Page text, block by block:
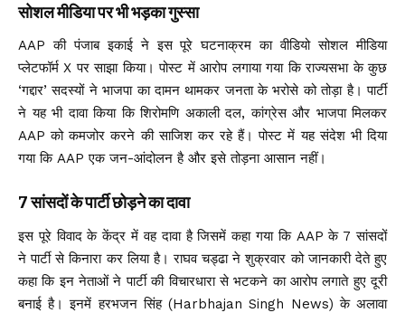
सोशल मीडिया पर भी भड़का गुस्सा
AAP की पंजाब इकाई ने इस पूरे घटनाक्रम का वीडियो सोशल मीडिया
प्लेटफॉर्म X पर साझा किया। पोस्ट में आरोप लगाया गया कि राज्यसभा के कुछ
‘गद्दार’ सदस्यों ने भाजपा का दामन थामकर जनता के भरोसे को तोड़ा है। पार्टी
ने यह भी दावा किया कि शिरोमणि अकाली दल, कांग्रेस और भाजपा मिलकर
AAP को कमजोर करने की साजिश कर रहे हैं। पोस्ट में यह संदेश भी दिया
गया कि AAP एक जन-आंदोलन है और इसे तोड़ना आसान नहीं।
7 सांसदों के पार्टी छोड़ने का दावा
इस पूरे विवाद के केंद्र में वह दावा है जिसमें कहा गया कि AAP के 7 सांसदों
ने पार्टी से किनारा कर लिया है। राघव चड्ढा ने शुक्रवार को जानकारी देते हुए
कहा कि इन नेताओं ने पार्टी की विचारधारा से भटकने का आरोप लगाते हुए दूरी
बनाई है। इनमें हरभजन सिंह (Harbhajan Singh News) के अलावा